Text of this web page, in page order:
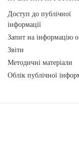
Доступ до публічної
інформації
Запит на інформацію
Звіти
Методичні матеріали
Облік публічної